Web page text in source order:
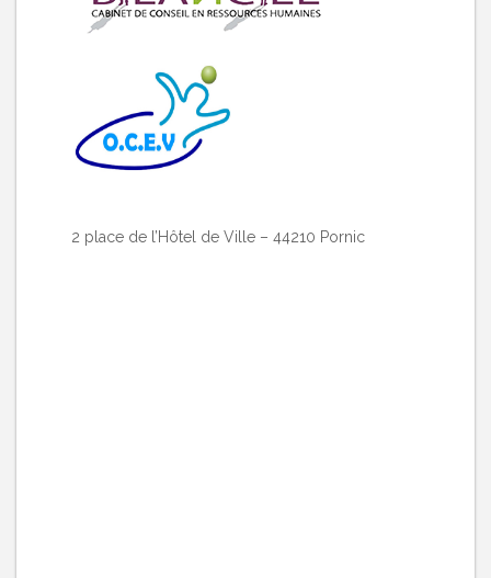
2 place de l’Hôtel de Ville – 44210 Pornic